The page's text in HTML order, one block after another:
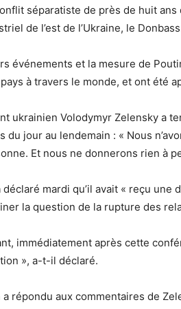
séparatiste de près de huit
de l’est de l’Ukraine, le
événements et la mesure de
à travers le monde, et ont été
ukrainien Volodymyr Zelensky a
du jour au lendemain : « Nous
Et nous ne donnerons rien à
déclaré mardi qu’il avait « reçu
la question de la rupture des
immédiatement après cette
», a-t-il déclaré.
a répondu aux commentaires de